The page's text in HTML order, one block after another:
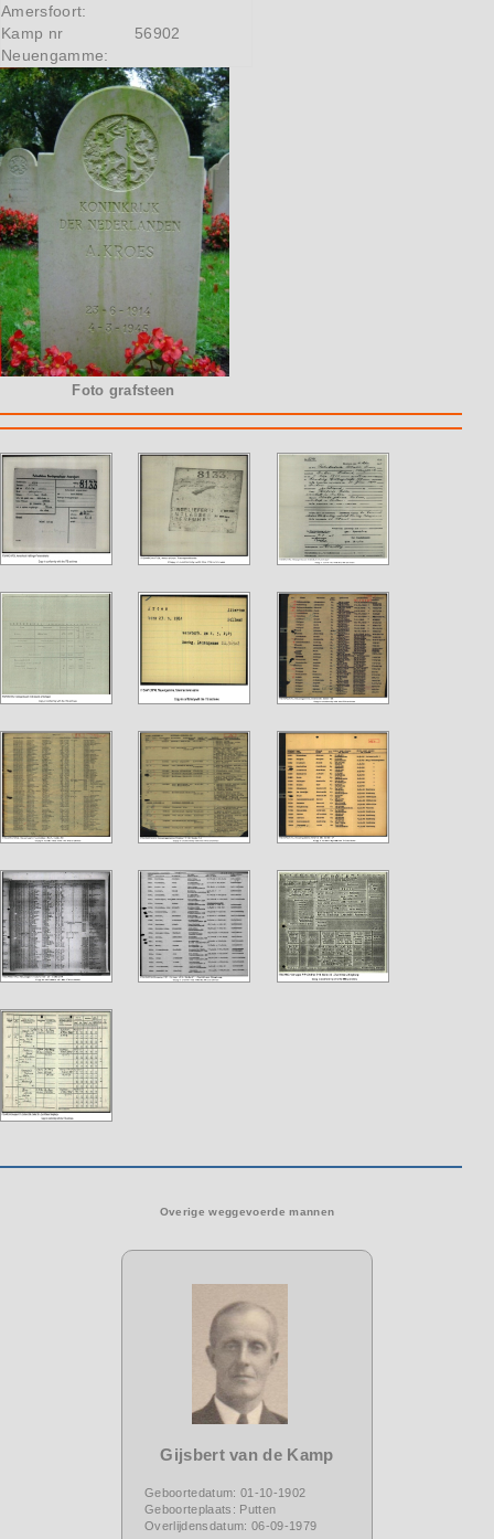
Amersfoort:
Kamp nr
Neuengamme:
56902
Foto grafsteen
Overige weggevoerde mannen
Gijsbert van de Kamp
Geboortedatum: 01-10-1902
Geboorteplaats: Putten
Overlijdensdatum: 06-09-1979